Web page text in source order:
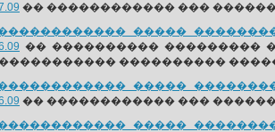
�� ������������ ���
�����
�� ���������� ���������
����������
�����
�� ������������ ��� ������
�����